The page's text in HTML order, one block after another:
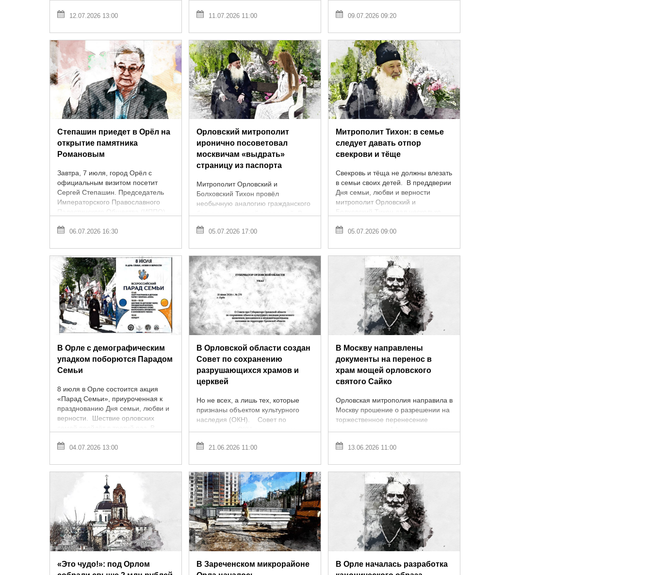
отборным ...
12.07.2026 13:00
святых первоверховных апостолов
11.07.2026 11:00
текущего года Афанасий Сайко был
09.07.2026 09:20
Степашин приедет в Орёл на
открытие памятника
Романовым
Завтра, 7 июля, город Орёл с
официальным визитом посетит
Сергей Степашин. Председатель
Императорского Православного
Палестинского Общества (ИППО)
церемонии, ...
06.07.2026 16:30
Орловский митрополит
иронично посоветовал
москвичам «выдрать»
страницу из паспорта
Митрополит Орловский и
Болховский Тихон провёл
необычную аналогию гражданского
верности владыка Тихон рассказал
05.07.2026 17:00
Митрополит Тихон: в семье
следует давать отпор
свекрови и тёще
Свекровь и тёща не должны влезать
в семьи своих детей. В преддверии
Дня семьи, любви и верности
митрополит Орловский и
Болховский Тихон дал несколько
05.07.2026 09:00
В Орле с демографическим
упадком поборются Парадом
Семьи
8 июля в Орле состоится акция
«Парад Семьи», приуроченная к
празднованию Дня семьи, любви и
верности. Шествие орловских
семей пройдёт в третий раз. В
...
04.07.2026 13:00
В Орловской области создан
Совет по сохранению
разрушающихся храмов и
церквей
Но не всех, а лишь тех, которые
признаны объектом культурного
наследия (ОКН). Совет по
неудовлетворительном состоянии
21.06.2026 11:00
В Москву направлены
документы на перенос в
храм мощей орловского
святого Сайко
Орловская митрополия направила в
Москву прошение о разрешении на
торжественное перенесение
Этой весной произошло
13.06.2026 11:00
«Это чудо!»: под Орлом
В Зареченском микрорайоне
В Орле началась разработка